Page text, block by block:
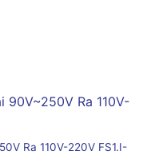
Ra 110V-220V FS1.I-